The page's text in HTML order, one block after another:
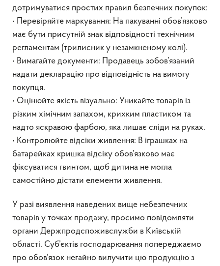
дотримуватися простих правил безпечних покупок:
• Перевіряйте маркування: На пакуванні обов’язково
має бути присутній знак відповідності технічним
регламентам (трилисник у незамкненому колі).
• Вимагайте документи: Продавець зобов’язаний
надати декларацію про відповідність на вимогу
покупця.
• Оцінюйте якість візуально: Уникайте товарів із
різким хімічним запахом, крихким пластиком та
надто яскравою фарбою, яка лишає сліди на руках.
• Контролюйте відсіки живлення: В іграшках на
батарейках кришка відсіку обов’язково має
фіксуватися гвинтом, щоб дитина не могла
самостійно дістати елементи живлення.
У разі виявлення наведених вище небезпечних
товарів у точках продажу, просимо повідомляти
органи Держпродспоживслужби в Київській
області. Суб’єктів господарювання попереджаємо
про обов’язок негайно вилучити цю продукцію з